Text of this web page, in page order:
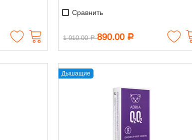
Сравнить
1 010.00 Р 890.00 Р
Дышащие